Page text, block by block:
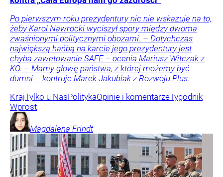
Po pierwszym roku prezydentury nic nie wskazuje na to,
żeby Karol Nawrocki wyciszył spory między dwoma
zwaśnionymi politycznymi obozami. – Dotychczas
największą hańbą na karcie jego prezydentury jest
chyba zawetowanie SAFE – ocenia Mariusz Witczak z
KO. – Mamy głowę państwa, z której możemy być
dumni – kontruje Marek Jakubiak z Rozwoju Plus.
KrajTylko u NasPolitykaOpinie i komentarzeTygodnik
Wprost
Magdalena Frindt